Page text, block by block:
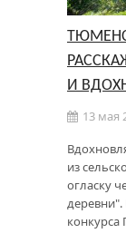
И
13 мая
из
огласку
деревни".
конкурса